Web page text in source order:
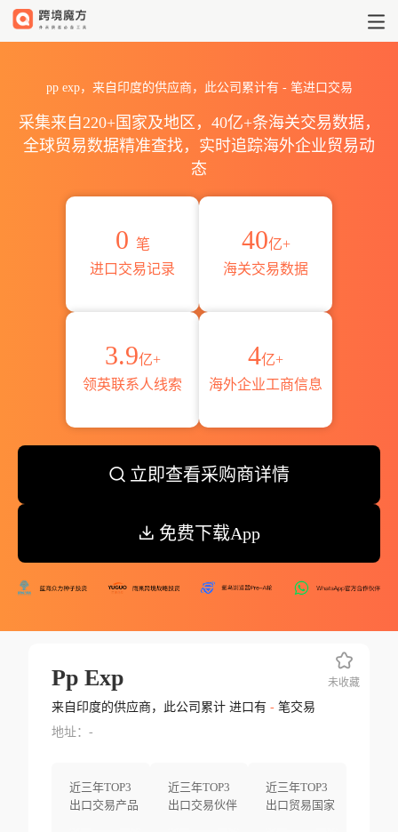
pp exp，来自印度的供应商，此公司累计有 -笔进口交易
采集来自220+国家及地区，40亿+条海关交易数据，
全球贸易数据精准查找，实时追踪海外企业贸易动
态
0 笔
进口交易记录
40亿+
海关交易数据
3.9亿+
领英联系人线索
4亿+
海外企业工商信息
立即查看采购商详情
免费下载App
Pp Exp
来自印度的供应商，此公司累计 进口有 -笔交易
地址：-
近三年TOP3
出口交易产品
近三年TOP3
出口交易伙伴
近三年TOP3
出口贸易国家
未收藏